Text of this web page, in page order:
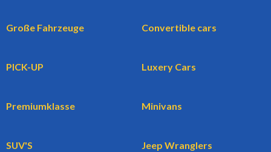
Große Fahrzeuge Convertible cars
PICK-UP Luxery Cars
Premiumklasse Minivans
SUV'S Jeep Wranglers